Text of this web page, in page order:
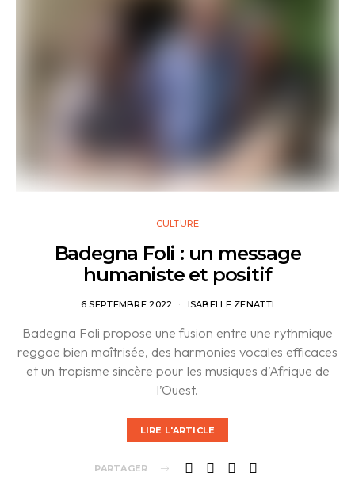
CULTURE
Badegna Foli : un message
humaniste et positif
6 SEPTEMBRE 2022 ISABELLE ZENATTI
Badegna Foli propose une fusion entre une rythmique
reggae bien maîtrisée, des harmonies vocales efficaces
et un tropisme sincère pour les musiques d’Afrique de
l’Ouest.
LIRE L'ARTICLE
PARTAGER